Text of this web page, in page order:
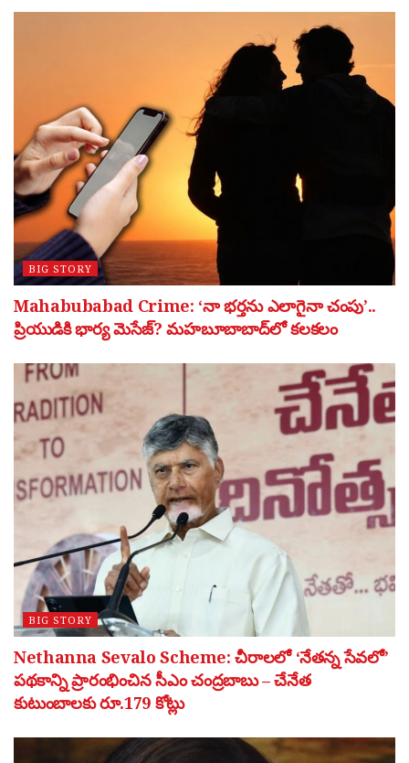
BIG STORY
Mahabubabad Crime: ‘నా భర్తను ఎలాగైనా చంపు’..
ప్రియుడికి భార్య మెసేజ్? మహబూబాబాద్‌లో కలకలం
BIG STORY
Nethanna Sevalo Scheme: చీరాలలో ‘నేతన్న సేవలో’
పథకాన్ని ప్రారంభించిన సీఎం చంద్రబాబు – చేనేత
కుటుంబాలకు రూ.179 కోట్లు